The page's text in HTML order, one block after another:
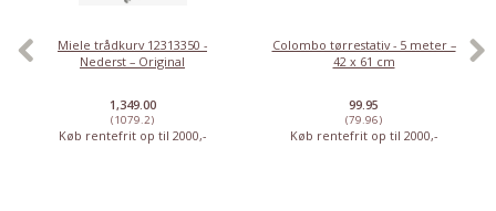
Miele trådkurv 12313350 -
Nederst – Original
1,349.00
(1079.2)
Køb rentefrit op til 2000,-
Colombo tørrestativ - 5 meter –
42 x 61 cm
99.95
(79.96)
Køb rentefrit op til 2000,-